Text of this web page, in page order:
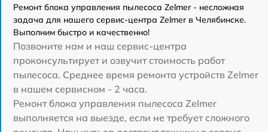
Ремонт блока управления пылесоса Zelmer - несложная
задача для нашего сервис-центра Zelmer в Челябинске.
Выполним быстро и качественно!
Позвоните нам и наш сервис-центра
проконсультирует и озвучит стоимость работ
пылесоса. Среднее время ремонта устройств Zelmer
в нашем сервисном - 2 часа.
Ремонт блока управления пылесоса Zelmer
выполняется на выезде, если не требует сложного